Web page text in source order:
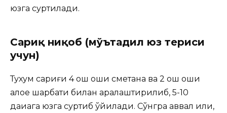
юзга суртилади.
Сариқ ниқоб (мўътадил юз териси
учун)
Тухум сариғи 4 ош қошиқ сметана ва 2 ош қошиқ
алое шарбати билан аралаштирилиб, 5-10
дақиқага юзга суртиб қўйилади. Сўнгра аввал илиқ,